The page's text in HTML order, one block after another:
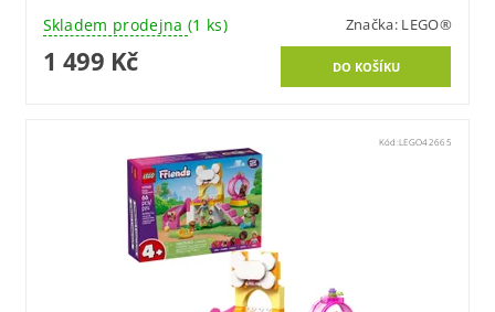
Skladem prodejna (1 ks) Značka: LEGO®
1 499 Kč
Kód:LEGO42665